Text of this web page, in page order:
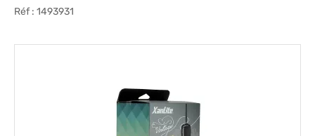
Réf : 1493931